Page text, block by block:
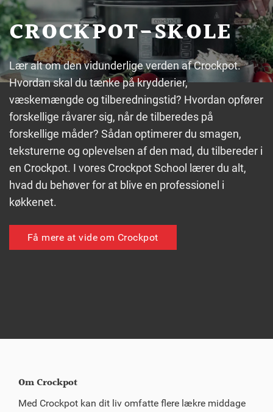
CROCKPOT-SKOLE
Lær alt om den vidunderlige verden af Crockpot.
Hvordan skal du tænke på krydderier,
væskemængde og tilberedningstid? Hvordan opfører
forskellige råvarer sig, når de tilberedes på
forskellige måder? Sådan optimerer du smagen,
teksturerne og oplevelsen af den mad, du tilbereder i
en Crockpot. I vores Crockpot School lærer du alt,
hvad du behøver for at blive en professionel i
køkkenet.
Få mere at vide om Crockpot
Om Crockpot
Med Crockpot kan dit liv omfatte flere lækre middage